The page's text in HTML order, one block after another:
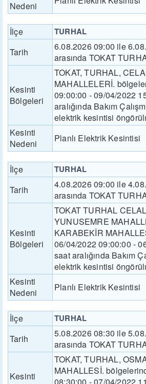
Nedeni
İlçe TURHAL
Tarih
6.08.2026 09:00 ile
arasında TOKAT
Kesinti
Bölgeleri
TOKAT, TURHAL,
MAHALLELERİ.
09:00:00 - 09/04/2022
aralığında Bakım
elektrik kesintisi
Kesinti
Nedeni
Planlı Elektrik Kesintisi
İlçe TURHAL
Tarih
4.08.2026 09:00 ile
arasında TOKAT
Kesinti
Bölgeleri
TOKAT TURHAL
YUNUSEMRE
KARABEKİR
06/04/2022 09:00:00 -
saat aralığında Bakım
elektrik kesintisi
Kesinti
Nedeni
Planlı Elektrik Kesintisi
İlçe TURHAL
Tarih
5.08.2026 08:30 ile
arasında TOKAT
Kesinti
TOKAT, TURHAL,
MAHALLESİ.